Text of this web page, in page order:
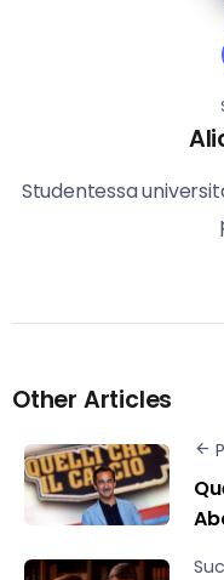
Studentessa
Other Articles